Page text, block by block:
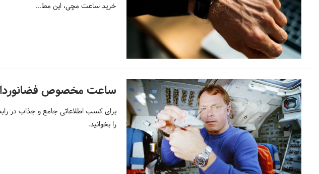
خرید ساعت مچی، این مط...
ساعت مخصوص
برای کسب اطلاعاتی جامع و جذاب در
را بخوانید.